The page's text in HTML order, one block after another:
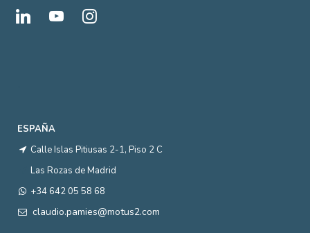
linkedin youtube instagram
ESPAÑA
Calle Islas Pitiusas 2-1, Piso 2 C
Las Rozas de Madrid
+34 642 05 58 68
claudio.pamies@motus2.com